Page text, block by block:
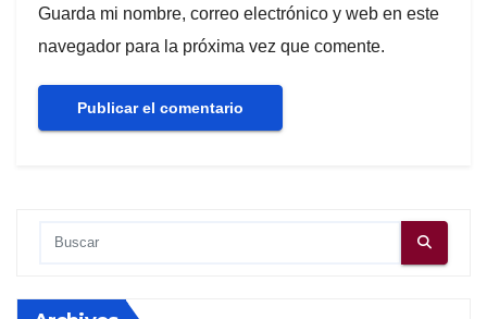
Guarda mi nombre, correo electrónico y web en este
navegador para la próxima vez que comente.